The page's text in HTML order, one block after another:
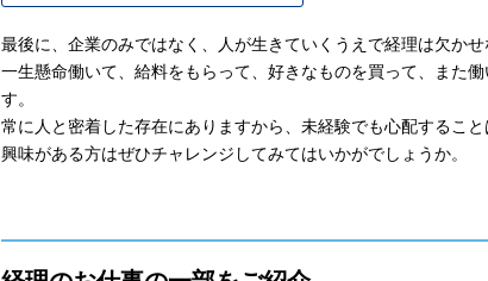
最後に、企業のみではなく、人が生きていくうえで経理は欠かせ
一生懸命働いて、給料をもらって、好きなものを買って、また
す。
常に人と密着した存在にありますから、未経験でも心配すること
興味がある方はぜひチャレンジしてみてはいかがでしょうか。